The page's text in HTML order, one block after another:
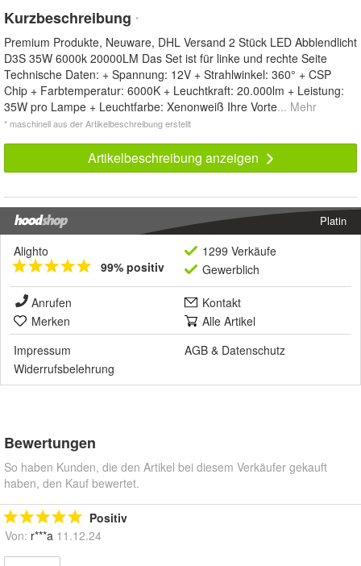
Kurzbeschreibung *
Premium Produkte, Neuware, DHL Versand 2 Stück LED Abblendlicht
D3S 35W 6000k 20000LM Das Set ist für linke und rechte Seite
Technische Daten: + Spannung: 12V + Strahlwinkel: 360° + CSP
Chip + Farbtemperatur: 6000K + Leuchtkraft: 20.000lm + Leistung:
35W pro Lampe + Leuchtfarbe: Xenonweiß Ihre Vorte... Mehr
* maschinell aus der Artikelbeschreibung erstellt
Artikelbeschreibung anzeigen
Platin
Alighto
99% positiv
1299 Verkäufe
Gewerblich
Anrufen
Kontakt
Merken
Alle Artikel
Impressum
AGB & Datenschutz
Widerrufsbelehrung
Bewertungen
So haben Kunden, die den Artikel bei diesem Verkäufer gekauft
haben, den Kauf bewertet.
Positiv
Von: r***a 11.12.24